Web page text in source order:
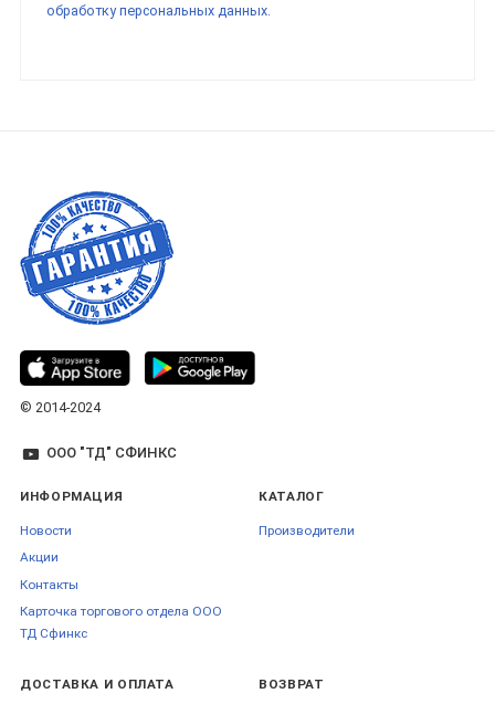
обработку персональных данных.
© 2014-2024
ООО "ТД" СФИНКС
ИНФОРМАЦИЯ
Новости
Акции
Контакты
Карточка торгового отдела ООО
ТД Сфинкс
КАТАЛОГ
Производители
ДОСТАВКА И ОПЛАТА ВОЗВРАТ